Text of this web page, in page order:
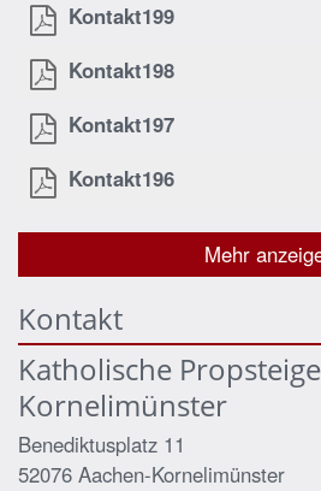
Kontakt199
Kontakt198
Kontakt197
Kontakt196
Mehr
Kontakt
Katholische
Kornelimünster
Benediktusplatz 11
52076 Aachen-Kornelimünster